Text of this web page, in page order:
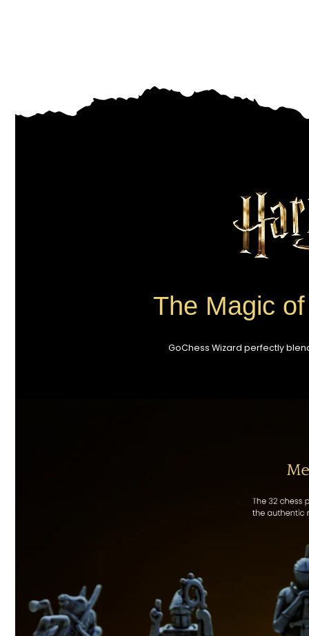
The Magic
GoChess Wizard perfectly